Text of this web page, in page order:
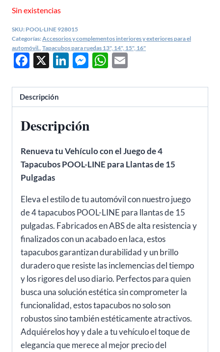
Sin existencias
SKU: POOL-LINE 928015
Categorías:Accesorios y complementos interiores y exteriores para el
automóvil. Tapacubos para ruedas 13", 14", 15", 16"
Facebook
X LinkedIn
Messenger
WhatsApp
Descripción
Descripción
Renueva tu Vehículo con el Juego de 4
Tapacubos POOL-LINE para Llantas de 15
Pulgadas
Eleva el estilo de tu automóvil con nuestro juego
de 4 tapacubos POOL-LINE para llantas de 15
pulgadas. Fabricados en ABS de alta resistencia y
finalizados con un acabado en laca, estos
tapacubos garantizan durabilidad y un brillo
duradero que resiste las inclemencias del tiempo
y los rigores del uso diario. Perfectos para quien
busca una solución estética sin comprometer la
funcionalidad, estos tapacubos no solo son
robustos sino también estéticamente atractivos.
Adquiérelos hoy y dale a tu vehículo el toque de
elegancia que merece al mejor precio del